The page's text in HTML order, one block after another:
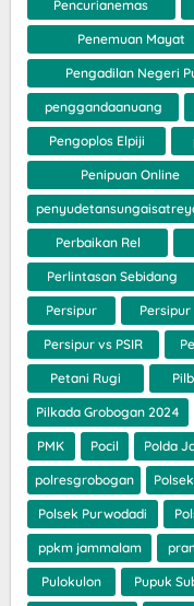
Pencurianemas
Penemuan Mayat
Pengadilan Negeri
penggandaanuang
Pengoplos Elpiji
Penipuan Online
Perbaikan Rel
Perlintasan Sebidang
Persipur
Persipur vs PSIR
Petani Rugi
Pilkada Grobogan 2024
PMK Pocil Polda
polresgrobogan
Polsek Purwodadi
ppkm jammalam
Pulokulon Pupuk